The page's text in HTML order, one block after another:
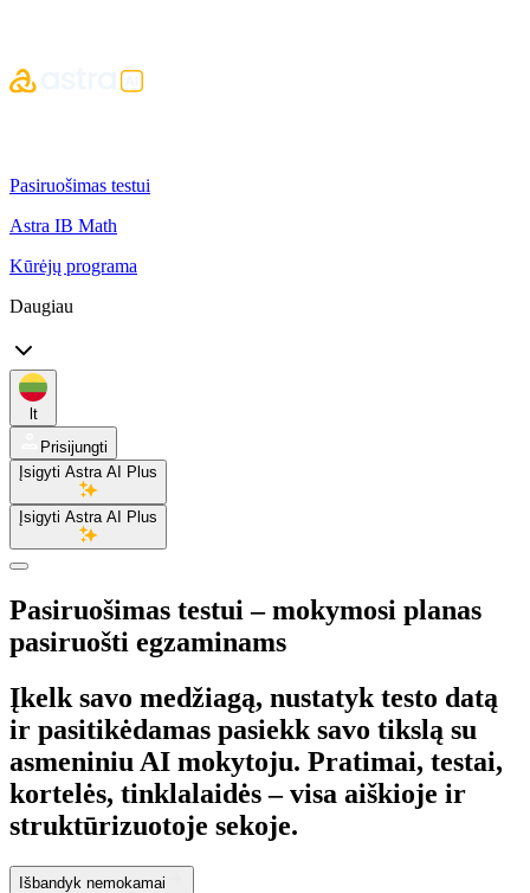
Pasiruošimas testui
Astra IB Math
Kūrėjų programa
Daugiau
lt
Prisijungti
Įsigyti Astra AI Plus
Įsigyti Astra AI Plus
Pasiruošimas testui – mokymosi planas
pasiruošti egzaminams
Įkelk savo medžiagą, nustatyk testo datą
ir pasitikėdamas pasiekk savo tikslą su
asmeniniu AI mokytoju. Pratimai, testai,
kortelės, tinklalaidės – visa aiškioje ir
struktūrizuotoje sekoje.
Išbandyk nemokamai